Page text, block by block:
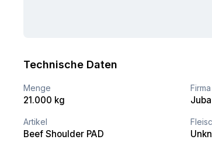
Technische Daten
Menge
21.000 kg
Artikel
Beef Shoulder PAD
Firma